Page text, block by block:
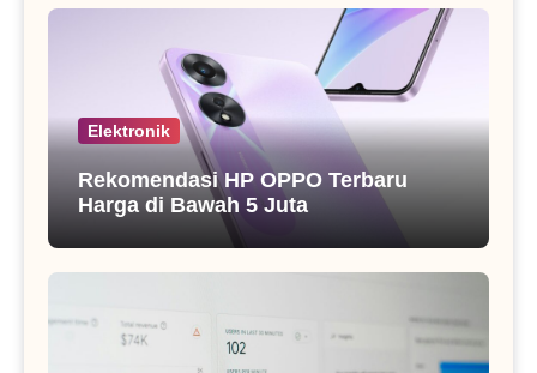
Elektronik
Rekomendasi HP OPPO Terbaru
Harga di Bawah 5 Juta